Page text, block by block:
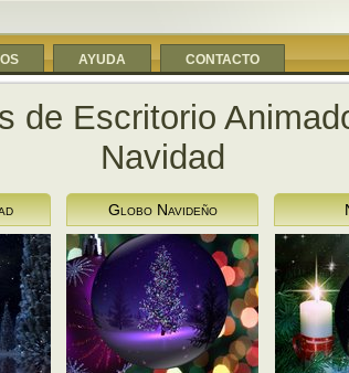
AYUDA CONTACTO
de Escritorio
Navidad
Globo Navideño